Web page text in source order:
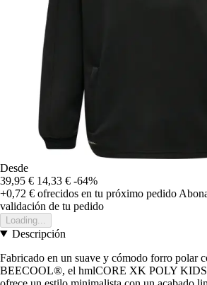
Desde
39,95 € 14,33 € -64%
+0,72 € ofrecidos en tu próximo pedido
validación de tu pedido
Loading...
Descripción
Fabricado en un suave y cómodo forro polar
BEECOOL®, el hmlCORE XK POLY